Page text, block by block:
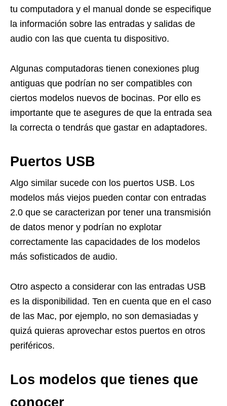
tu computadora y el manual donde se especifique
la información sobre las entradas y salidas de
audio con las que cuenta tu dispositivo.
Algunas computadoras tienen conexiones plug
antiguas que podrían no ser compatibles con
ciertos modelos nuevos de bocinas. Por ello es
importante que te asegures de que la entrada sea
la correcta o tendrás que gastar en adaptadores.
Puertos USB
Algo similar sucede con los puertos USB. Los
modelos más viejos pueden contar con entradas
2.0 que se caracterizan por tener una transmisión
de datos menor y podrían no explotar
correctamente las capacidades de los modelos
más sofisticados de audio.
Otro aspecto a considerar con las entradas USB
es la disponibilidad. Ten en cuenta que en el caso
de las Mac, por ejemplo, no son demasiadas y
quizá quieras aprovechar estos puertos en otros
periféricos.
Los modelos que tienes que
conocer